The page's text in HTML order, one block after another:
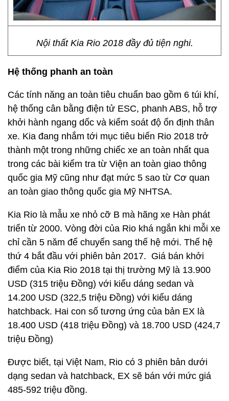
Nội thất Kia Rio 2018 đầy đủ tiện nghi.
Hệ thống phanh an toàn
Các tính năng an toàn tiêu chuẩn bao gồm 6 túi khí,
hệ thống cân bằng điện tử ESC, phanh ABS, hỗ trợ
khởi hành ngang dốc và kiểm soát độ ổn định thân
xe. Kia đang nhắm tới mục tiêu biến Rio 2018 trở
thành một trong những chiếc xe an toàn nhất qua
trong các bài kiểm tra từ Viện an toàn giao thông
quốc gia Mỹ cũng như đạt mức 5 sao từ Cơ quan
an toàn giao thông quốc gia Mỹ NHTSA.
Kia Rio là mẫu xe nhỏ cỡ B mà hãng xe Hàn phát
triển từ 2000. Vòng đời của Rio khá ngắn khi mỗi xe
chỉ cần 5 năm để chuyển sang thế hệ mới. Thế hệ
thứ 4 bắt đầu với phiên bản 2017. Giá bán khởi
điểm của Kia Rio 2018 tại thị trường Mỹ là 13.900
USD (315 triệu Đồng) với kiểu dáng sedan và
14.200 USD (322,5 triệu Đồng) với kiểu dáng
hatchback. Hai con số tương ứng của bản EX là
18.400 USD (418 triệu Đồng) và 18.700 USD (424,7
triệu Đồng)
Được biết, tại Việt Nam, Rio có 3 phiên bản dưới
dạng sedan và hatchback, EX sẽ bán với mức giá
485-592 triệu đồng.